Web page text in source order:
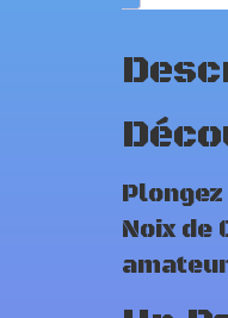
Noix de